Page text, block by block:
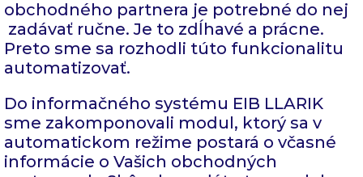
obchodného partnera je potrebné do nej
zadávať ručne. Je to zdĺhavé a prácne.
Preto sme sa rozhodli túto funkcionalitu
automatizovať.
Do informačného systému EIB LLARIK
sme zakomponovali modul, ktorý sa v
automatickom režime postará o včasné
informácie o Vašich obchodných